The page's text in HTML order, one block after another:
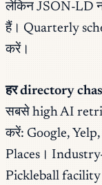
लेकिन JSON-LD
हैं। Quarterly
करें।
हर directory
सबसे high AI
करें: Google,
Places।
Pickleball